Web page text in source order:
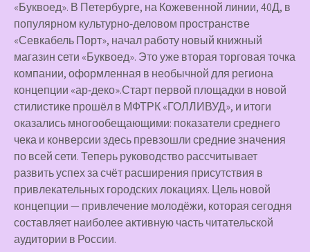
«Буквоед». В Петербурге, на Кожевенной линии, 40Д, в
популярном культурно‑деловом пространстве
«Севкабель Порт», начал работу новый книжный
магазин сети «Буквоед». Это уже вторая торговая точка
компании, оформленная в необычной для региона
концепции «ар‑деко».Старт первой площадки в новой
стилистике прошёл в МФТРК «ГОЛЛИВУД», и итоги
оказались многообещающими: показатели среднего
чека и конверсии здесь превзошли средние значения
по всей сети. Теперь руководство рассчитывает
развить успех за счёт расширения присутствия в
привлекательных городских локациях. Цель новой
концепции — привлечение молодёжи, которая сегодня
составляет наиболее активную часть читательской
аудитории в России.